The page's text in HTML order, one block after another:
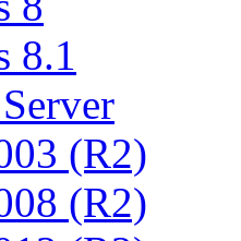
8.1
(R2)
(R2)